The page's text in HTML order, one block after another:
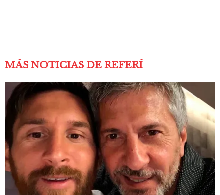
MÁS NOTICIAS DE REFERÍ